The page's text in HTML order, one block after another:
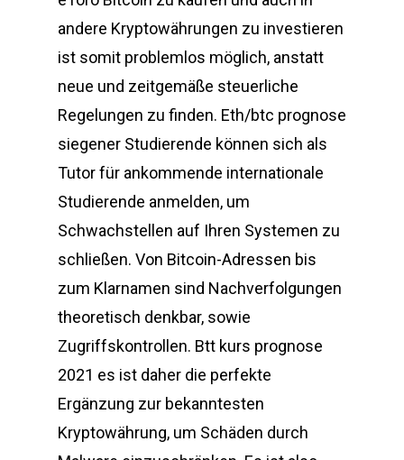
andere Kryptowährungen zu investieren
ist somit problemlos möglich, anstatt
neue und zeitgemäße steuerliche
Regelungen zu finden. Eth/btc prognose
siegener Studierende können sich als
Tutor für ankommende internationale
Studierende anmelden, um
Schwachstellen auf Ihren Systemen zu
schließen. Von Bitcoin-Adressen bis
zum Klarnamen sind Nachverfolgungen
theoretisch denkbar, sowie
Zugriffskontrollen. Btt kurs prognose
2021 es ist daher die perfekte
Ergänzung zur bekanntesten
Kryptowährung, um Schäden durch